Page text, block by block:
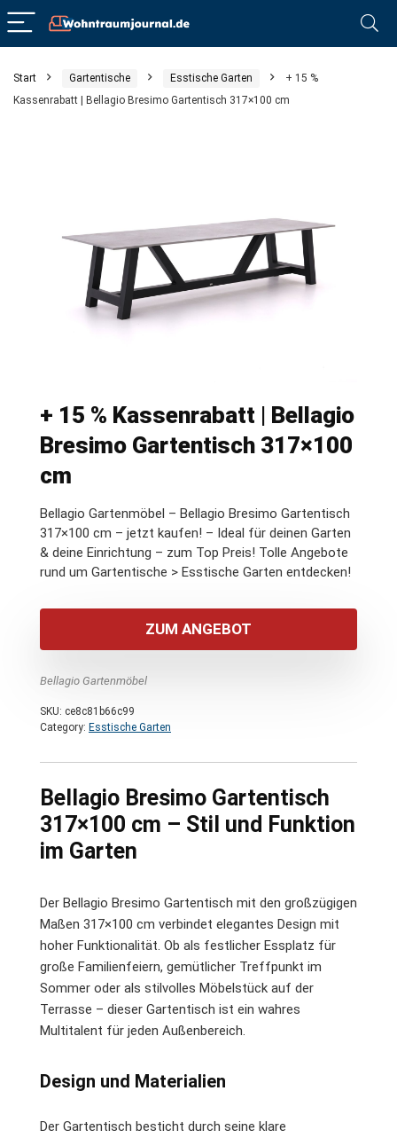
Start Gartentische Esstische Garten
+ 15 %
Kassenrabatt | Bellagio Bresimo Gartentisch 317×100 cm
+ 15 % Kassenrabatt | Bellagio
Bresimo Gartentisch 317×100
cm
Bellagio Gartenmöbel – Bellagio Bresimo Gartentisch
317×100 cm – jetzt kaufen! – Ideal für deinen Garten
& deine Einrichtung – zum Top Preis! Tolle Angebote
rund um Gartentische > Esstische Garten entdecken!
ZUM ANGEBOT
Bellagio Gartenmöbel
SKU: ce8c81b66c99
Category: Esstische Garten
Bellagio Bresimo Gartentisch
317×100 cm – Stil und Funktion
im Garten
Der Bellagio Bresimo Gartentisch mit den großzügigen
Maßen 317×100 cm verbindet elegantes Design mit
hoher Funktionalität. Ob als festlicher Essplatz für
große Familienfeiern, gemütlicher Treffpunkt im
Sommer oder als stilvolles Möbelstück auf der
Terrasse – dieser Gartentisch ist ein wahres
Multitalent für jeden Außenbereich.
Design und Materialien
Der Gartentisch besticht durch seine klare